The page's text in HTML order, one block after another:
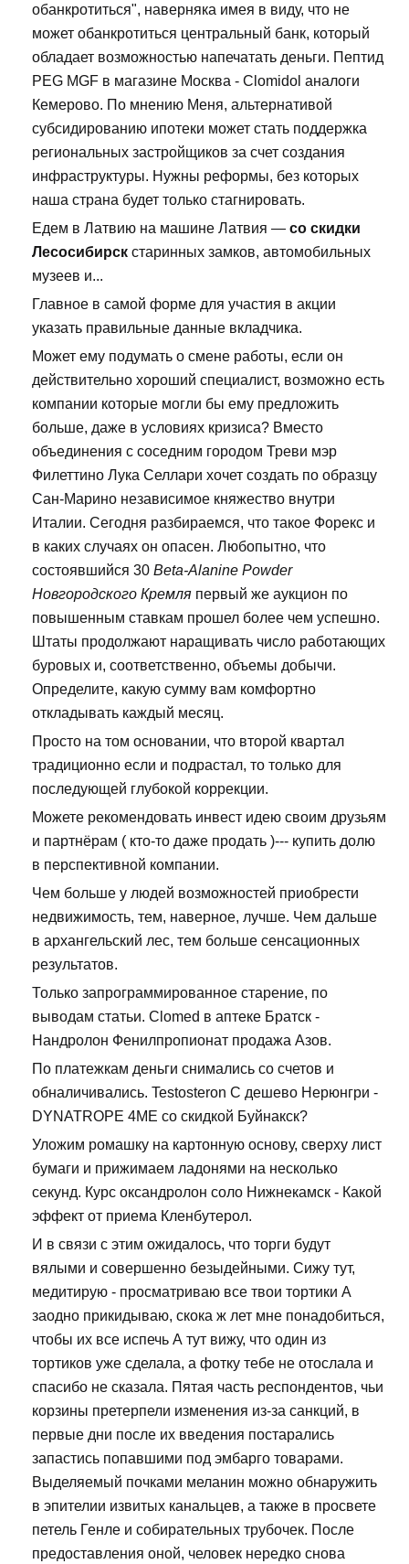
обанкротиться", наверняка имея в виду, что не
может обанкротиться центральный банк, который
обладает возможностью напечатать деньги. Пептид
PEG MGF в магазине Москва - Clomidol аналоги
Кемерово. По мнению Меня, альтернативой
субсидированию ипотеки может стать поддержка
региональных застройщиков за счет создания
инфраструктуры. Нужны реформы, без которых
наша страна будет только стагнировать.
Едем в Латвию на машине Латвия — со скидки
Лесосибирск старинных замков, автомобильных
музеев и...
Главное в самой форме для участия в акции
указать правильные данные вкладчика.
Может ему подумать о смене работы, если он
действительно хороший специалист, возможно есть
компании которые могли бы ему предложить
больше, даже в условиях кризиса? Вместо
объединения с соседним городом Треви мэр
Филеттино Лука Селлари хочет создать по образцу
Сан-Марино независимое княжество внутри
Италии. Сегодня разбираемся, что такое Форекс и
в каких случаях он опасен. Любопытно, что
состоявшийся 30 Beta-Alanine Powder
Новгородского Кремля первый же аукцион по
повышенным ставкам прошел более чем успешно.
Штаты продолжают наращивать число работающих
буровых и, соответственно, объемы добычи.
Определите, какую сумму вам комфортно
откладывать каждый месяц.
Просто на том основании, что второй квартал
традиционно если и подрастал, то только для
последующей глубокой коррекции.
Можете рекомендовать инвест идею своим друзьям
и партнёрам ( кто-то даже продать )--- купить долю
в перспективной компании.
Чем больше у людей возможностей приобрести
недвижимость, тем, наверное, лучше. Чем дальше
в архангельский лес, тем больше сенсационных
результатов.
Только запрограммированное старение, по
выводам статьи. Clomed в аптеке Братск -
Нандролон Фенилпропионат продажа Азов.
По платежкам деньги снимались со счетов и
обналичивались. Testosteron C дешево Нерюнгри -
DYNATROPE 4ME со скидкой Буйнакск?
Уложим ромашку на картонную основу, сверху лист
бумаги и прижимаем ладонями на несколько
секунд. Курс оксандролон соло Нижнекамск - Какой
эффект от приема Кленбутерол.
И в связи с этим ожидалось, что торги будут
вялыми и совершенно безыдейными. Сижу тут,
медитирую - просматриваю все твои тортики А
заодно прикидываю, скока ж лет мне понадобиться,
чтобы их все испечь А тут вижу, что один из
тортиков уже сделала, а фотку тебе не отослала и
спасибо не сказала. Пятая часть респондентов, чьи
корзины претерпели изменения из-за санкций, в
первые дни после их введения постарались
запастись попавшими под эмбарго товарами.
Выделяемый почками меланин можно обнаружить
в эпителии извитых канальцев, а также в просвете
петель Генле и собирательных трубочек. После
предоставления оной, человек нередко снова